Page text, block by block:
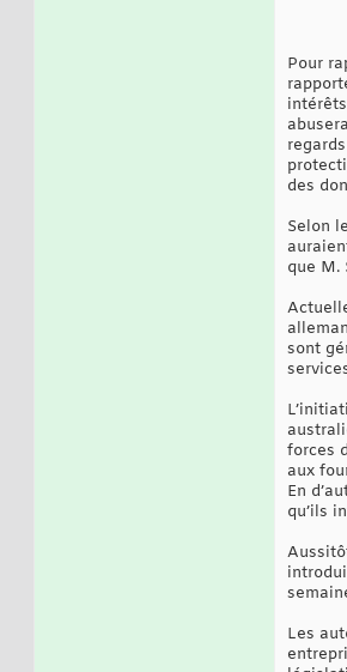
Pour
des
Selon
que M.
sont
forces
aux
En
qu’ils
Les